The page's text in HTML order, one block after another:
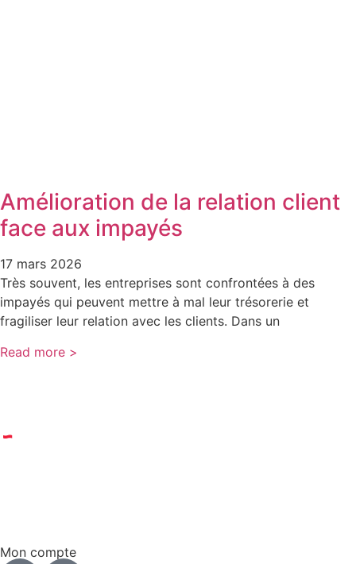
Amélioration de la relation client
face aux impayés
17 mars 2026
Très souvent, les entreprises sont confrontées à des
impayés qui peuvent mettre à mal leur trésorerie et
fragiliser leur relation avec les clients. Dans un
Read more >
Mon compte